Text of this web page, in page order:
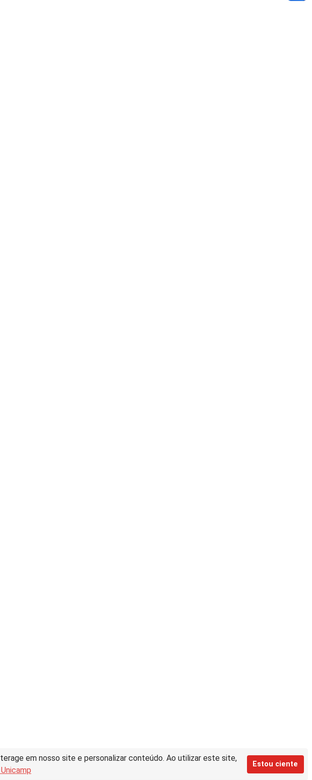
em nosso site e personalizar conteúdo. Ao utilizar este site,
Estou ciente